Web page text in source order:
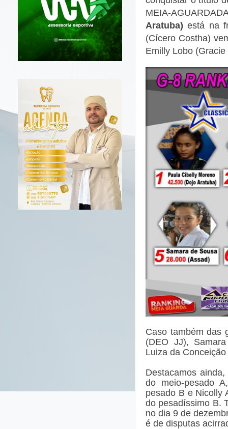
MEIA-
Aratuba) está na
(Cícero Costha)
Emilly Lobo
Caso também das
(DEO JJ),
Luiza da
Destacamos
do meio-pesado
pesado B e Nicolly
do pesadíssimo B.
no dia 9 de
é de disputas